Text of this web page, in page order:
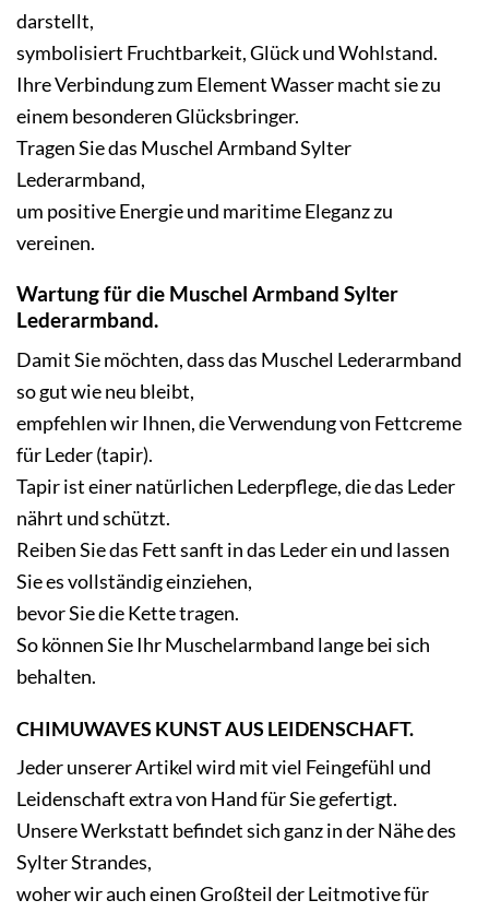
darstellt,
symbolisiert Fruchtbarkeit, Glück und Wohlstand.
Ihre Verbindung zum Element Wasser macht sie zu
einem besonderen Glücksbringer.
Tragen Sie das Muschel Armband Sylter
Lederarmband,
um positive Energie und maritime Eleganz zu
vereinen.
Wartung für die Muschel Armband Sylter
Lederarmband.
Damit Sie möchten, dass das Muschel Lederarmband
so gut wie neu bleibt,
empfehlen wir Ihnen, die Verwendung von Fettcreme
für Leder (tapir).
Tapir ist einer natürlichen Lederpflege, die das Leder
nährt und schützt.
Reiben Sie das Fett sanft in das Leder ein und lassen
Sie es vollständig einziehen,
bevor Sie die Kette tragen.
So können Sie Ihr Muschelarmband lange bei sich
behalten.
CHIMUWAVES KUNST AUS LEIDENSCHAFT.
Jeder unserer Artikel wird mit viel Feingefühl und
Leidenschaft extra von Hand für Sie gefertigt.
Unsere Werkstatt befindet sich ganz in der Nähe des
Sylter Strandes,
woher wir auch einen Großteil der Leitmotive für